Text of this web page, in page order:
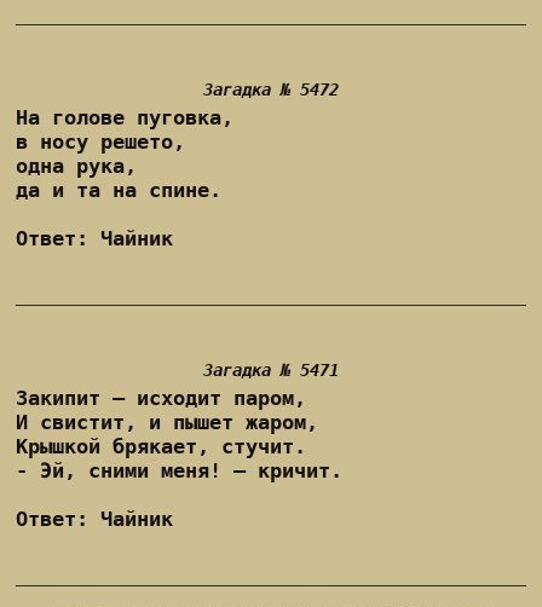
Загадка № 5472
На голове пуговка,
в носу решето,
одна рука,
да и та на спине.
Ответ: Чайник
Загадка № 5471
Закипит – исходит паром,
И свистит, и пышет жаром,
Крышкой брякает, стучит.
- Эй, сними меня! – кричит.
Ответ: Чайник